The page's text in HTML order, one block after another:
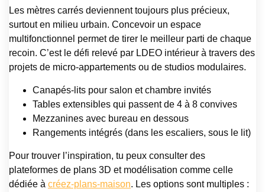
Les mètres carrés deviennent toujours plus précieux,
surtout en milieu urbain. Concevoir un espace
multifonctionnel permet de tirer le meilleur parti de chaque
recoin. C’est le défi relevé par LDEO intérieur à travers des
projets de micro-appartements ou de studios modulaires.
Canapés-lits pour salon et chambre invités
Tables extensibles qui passent de 4 à 8 convives
Mezzanines avec bureau en dessous
Rangements intégrés (dans les escaliers, sous le lit)
Pour trouver l’inspiration, tu peux consulter des
plateformes de plans 3D et modélisation comme celle
dédiée à créez-plans-maison. Les options sont multiples :